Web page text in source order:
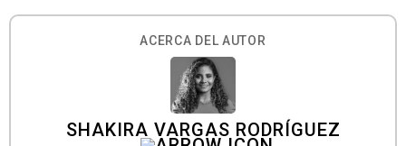
ACERCA DEL AUTOR
SHAKIRA VARGAS RODRÍGUEZ